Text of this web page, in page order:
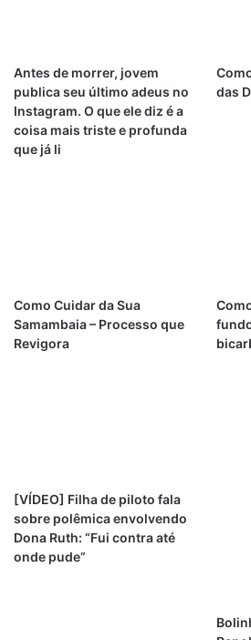
Antes de morrer, jovem
publica seu último adeus no
Instagram. O que ele diz é a
coisa mais triste e profunda
que já li
das
Como Cuidar da Sua
Samambaia – Processo que
Revigora
[VÍDEO] Filha de piloto fala
sobre polêmica envolvendo
Dona Ruth: “Fui contra até
onde pude”